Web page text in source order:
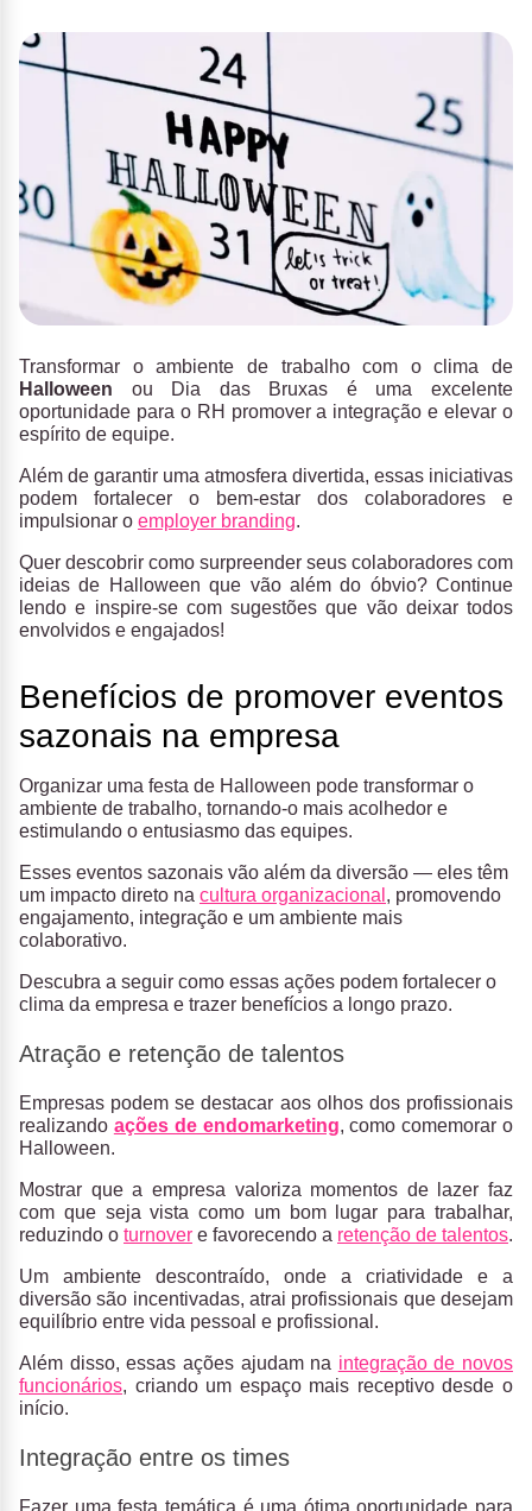
Transformar o ambiente de trabalho com o clima de
Halloween ou Dia das Bruxas é uma excelente
oportunidade para o RH promover a integração e elevar o
espírito de equipe.
Além de garantir uma atmosfera divertida, essas iniciativas
podem fortalecer o bem-estar dos colaboradores e
impulsionar o employer branding.
Quer descobrir como surpreender seus colaboradores com
ideias de Halloween que vão além do óbvio? Continue
lendo e inspire-se com sugestões que vão deixar todos
envolvidos e engajados!
Benefícios de promover eventos
sazonais na empresa
Organizar uma festa de Halloween pode transformar o
ambiente de trabalho, tornando-o mais acolhedor e
estimulando o entusiasmo das equipes.
Esses eventos sazonais vão além da diversão — eles têm
um impacto direto na cultura organizacional , promovendo
engajamento, integração e um ambiente mais
colaborativo.
Descubra a seguir como essas ações podem fortalecer o
clima da empresa e trazer benefícios a longo prazo.
Atração e retenção de talentos
Empresas podem se destacar aos olhos dos profissionais
realizando ações de endomarketing, como comemorar o
Halloween.
Mostrar que a empresa valoriza momentos de lazer faz
com que seja vista como um bom lugar para trabalhar,
reduzindo o turnover e favorecendo a retenção de talentos.
Um ambiente descontraído, onde a criatividade e a
diversão são incentivadas, atrai profissionais que desejam
equilíbrio entre vida pessoal e profissional.
Além disso, essas ações ajudam na integração de novos
funcionários, criando um espaço mais receptivo desde o
início.
Integração entre os times
Fazer uma festa temática é uma ótima oportunidade para